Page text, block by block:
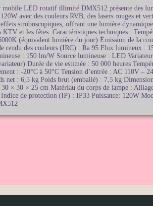
mobile LED rotatif illimité DMX512 présente des
avec des couleurs RVB, des lasers rouges et
stroboscopiques, offrant une lumière
KTV et les fêtes. Caractéristiques techniques :
(équivalent lumière du jour) Émission de la
rendu des couleurs (IRC) : Ra 95 Flux lumineux :
: 150 lm/W Source lumineuse : LED
Durée de vie estimée : 50 000 heures
: -20°C à 50°C Tension d’entrée : AC 110V –
net : 6,5 kg Poids brut (emballé) : 7,5 kg
30 × 30 × 25 cm Matériau du corps de lampe :
de protection (IP) : IP33 Puissance: 120W